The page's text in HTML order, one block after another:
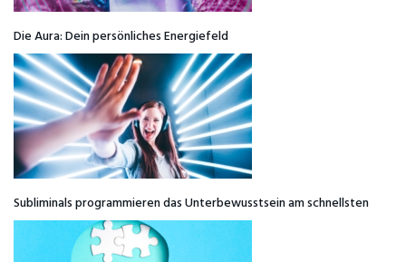
Die Aura: Dein persönliches Energiefeld
Subliminals programmieren das Unterbewusstsein am schnellsten